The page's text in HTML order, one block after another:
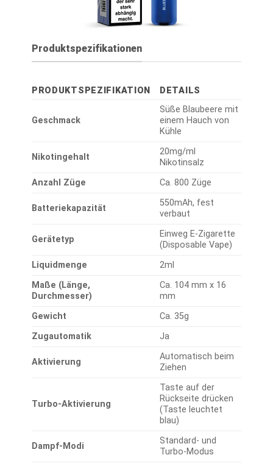
Produktspezifikationen
PRODUKTSPEZIFIKATION DETAILS
Geschmack
Süße Blaubeere mit
einem Hauch von
Kühle
Nikotingehalt
20mg/ml
Nikotinsalz
Anzahl Züge
Ca. 800 Züge
Batteriekapazität
550mAh, fest
verbaut
Gerätetyp
Einweg E-Zigarette
(Disposable Vape)
Liquidmenge
2ml
Maße (Länge,
Durchmesser)
Ca. 104 mm x 16
mm
Gewicht
Ca. 35g
Zugautomatik
Ja
Aktivierung
Automatisch beim
Ziehen
Turbo-Aktivierung
Taste auf der
Rückseite drücken
(Taste leuchtet
blau)
Dampf-Modi
Standard- und
Turbo-Modus